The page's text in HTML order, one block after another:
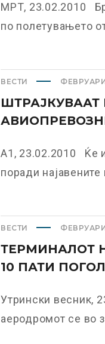
МРТ, 23.02.2010
по полетувањето
ВЕСТИ
А1, 23.02.2010 Ќе
поради најавените
ВЕСТИ
ТЕРМИНАЛОТ
10 ПАТИ
Утрински весник,
аеродромот се во